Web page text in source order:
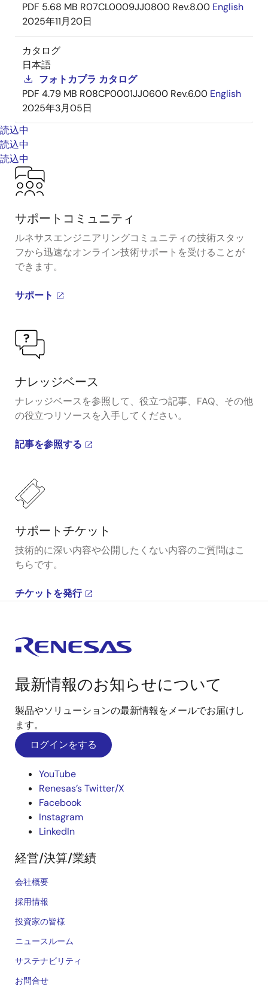
PDF 5.68 MB R07CL0009JJ0800 Rev.8.00 English
2025年11月20日
カタログ
日本語
フォトカプラ カタログ
PDF 4.79 MB R08CP0001JJ0600 Rev.6.00 English
2025年3月05日
読込中
読込中
読込中
サポートコミュニティ
ルネサスエンジニアリングコミュニティの技術スタッ
フから迅速なオンライン技術サポートを受けることが
できます。
サポート
ナレッジベース
ナレッジベースを参照して、役立つ記事、FAQ、その他
の役立つリソースを入手してください。
記事を参照する
サポートチケット
技術的に深い内容や公開したくない内容のご質問はこ
ちらです。
チケットを発行
最新情報のお知らせについて
製品やソリューションの最新情報をメールでお届けし
ます。
ログインをする
YouTube
Renesas’s Twitter/X
Facebook
Instagram
LinkedIn
経営/決算/業績
会社概要
採用情報
投資家の皆様
ニュースルーム
サステナビリティ
お問合せ